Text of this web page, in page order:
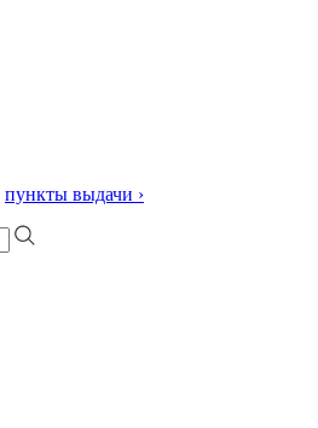
пункты выдачи ›